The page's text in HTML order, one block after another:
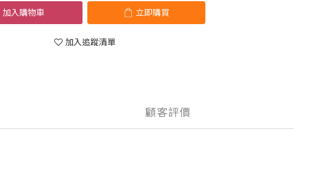
加入購物車 立即購買
加入追蹤清單
顧客評價